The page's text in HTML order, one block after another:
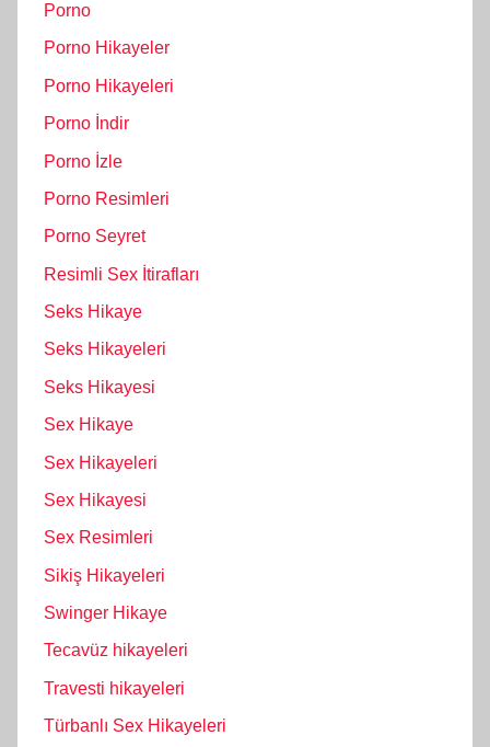
Porno
Porno Hikayeler
Porno Hikayeleri
Porno İndir
Porno İzle
Porno Resimleri
Porno Seyret
Resimli Sex İtirafları
Seks Hikaye
Seks Hikayeleri
Seks Hikayesi
Sex Hikaye
Sex Hikayeleri
Sex Hikayesi
Sex Resimleri
Sikiş Hikayeleri
Swinger Hikaye
Tecavüz hikayeleri
Travesti hikayeleri
Türbanlı Sex Hikayeleri